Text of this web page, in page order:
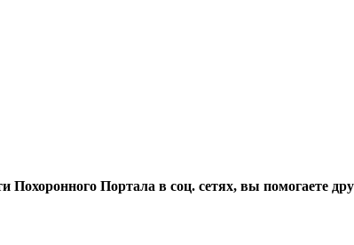
Похоронного Портала в соц. сетях, вы помогаете